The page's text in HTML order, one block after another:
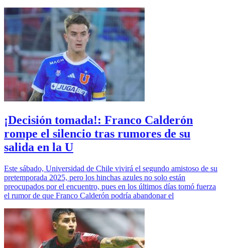
¡Decisión tomada!: Franco Calderón
rompe el silencio tras rumores de su
salida en la U
Este sábado, Universidad de Chile vivirá el segundo amistoso de su
pretemporada 2025, pero los hinchas azules no solo están
preocupados por el encuentro, pues en los últimos días tomó fuerza
el rumor de que Franco Calderón podría abandonar el